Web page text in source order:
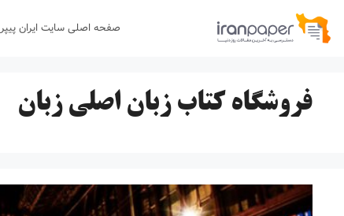
پرش
صفحه اصلی سایت ایران پیپر
فروشگاه کتاب زبان اصلی زبان